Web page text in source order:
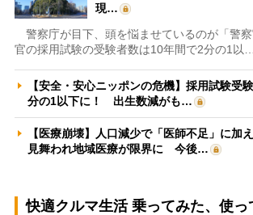
現…
警察庁が目下、頭を悩ませているのが「警
官の採用試験の受験者数は10年間で2分の1以…
【安全・安心ニッポンの危機】採用試験受
分の1以下に！ 出生数減がも…
【医療崩壊】人口減少で「医師不足」に加
見舞われ地域医療が限界に 今後…
快適クルマ生活 乗ってみた、使っ